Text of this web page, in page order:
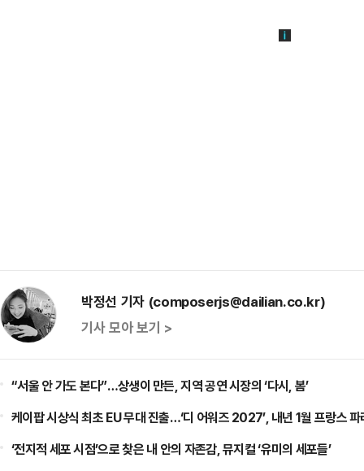
박정선 기자 (composerjs@dailian.co.kr)
기사 모아 보기 >
“서울 안 가도 본다”…상생이 만든, 지역 공연 시장의 ‘다시, 봄’
케이팝 시상식 최초 EU 무대 진출…‘디 어워즈 2027’, 내년 1월 프랑스 파
‘전지적 세포 시점’으로 찾은 내 안의 자존감, 뮤지컬 ‘유미의 세포들’